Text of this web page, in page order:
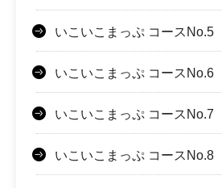
いこいこまっぷ コースNo.5
いこいこまっぷ コースNo.6
いこいこまっぷ コースNo.7
いこいこまっぷ コースNo.8